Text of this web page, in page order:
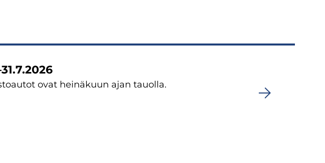
ovat heinäkuun ajan tauolla.